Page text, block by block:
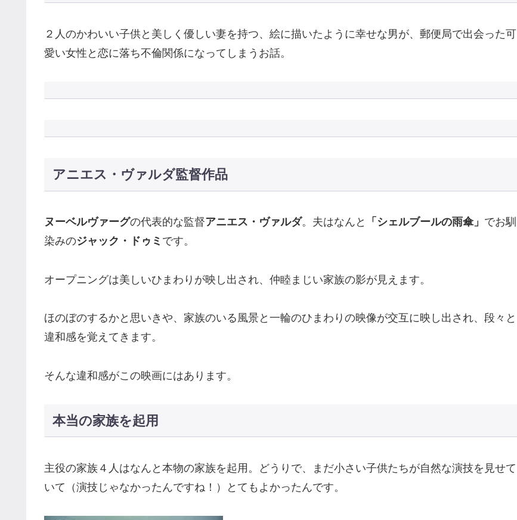
２人のかわいい子供と美しく優しい妻を持つ、絵に描いたように幸せな男が、郵便局で出会った可
愛い女性と恋に落ち不倫関係になってしまうお話。
アニエス・ヴァルダ監督作品
ヌーベルヴァーグの代表的な監督アニエス・ヴァルダ。夫はなんと 「シェルブールの雨傘」 でお馴
染みのジャック・ドゥミ です。
オープニングは美しいひまわりが映し出され、仲睦まじい家族の影が見えます。
ほのぼのするかと思いきや、家族のいる風景と一輪のひまわりの映像が交互に映し出され、段々と
違和感を覚えてきます。
そんな違和感がこの映画にはあります。
本当の家族を起用
主役の家族４人はなんと本物の家族を起用。どうりで、まだ小さい子供たちが自然な演技を見せて
いて（演技じゃなかったんですね！）とてもよかったんです。